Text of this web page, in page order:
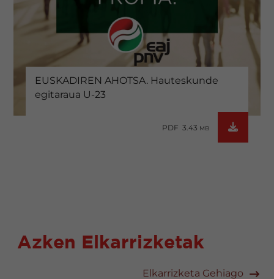
EUSKADIREN AHOTSA. Hauteskunde
egitaraua U-23
PDF 3.43 MB
Azken Elkarrizketak
Elkarrizketa Gehiago